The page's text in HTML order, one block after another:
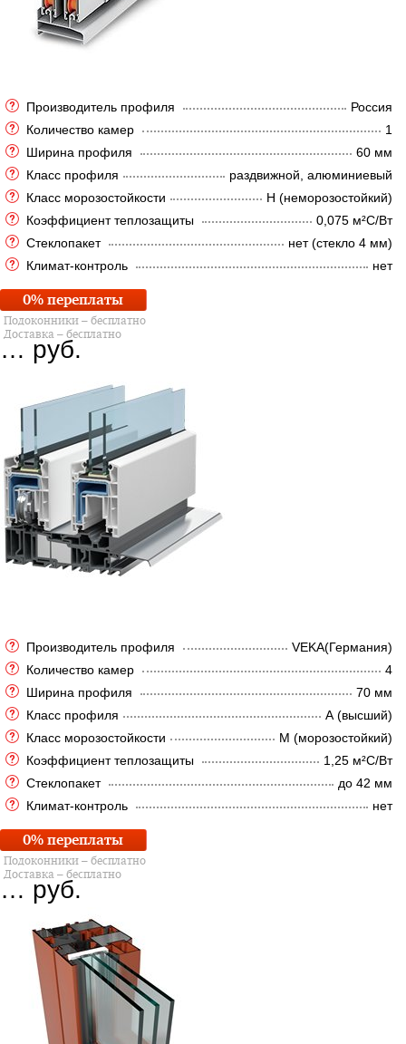
Производитель профиля
Россия
Количество камер
1
Ширина профиля
60 мм
Класс профиля
раздвижной, алюминиевый
Класс морозостойкости
Н (неморозостойкий)
Коэффициент теплозащиты
0,075 м²C/Вт
Стеклопакет
нет (стекло 4 мм)
Климат-контроль
нет
0% переплаты
Подоконники – бесплатно
Доставка – бесплатно
… руб.
Производитель профиля
VEKA(Германия)
Количество камер
4
Ширина профиля
70 мм
Класс профиля
А (высший)
Класс морозостойкости
М (морозостойкий)
Коэффициент теплозащиты
1,25 м²C/Вт
Стеклопакет
до 42 мм
Климат-контроль
нет
0% переплаты
Подоконники – бесплатно
Доставка – бесплатно
… руб.